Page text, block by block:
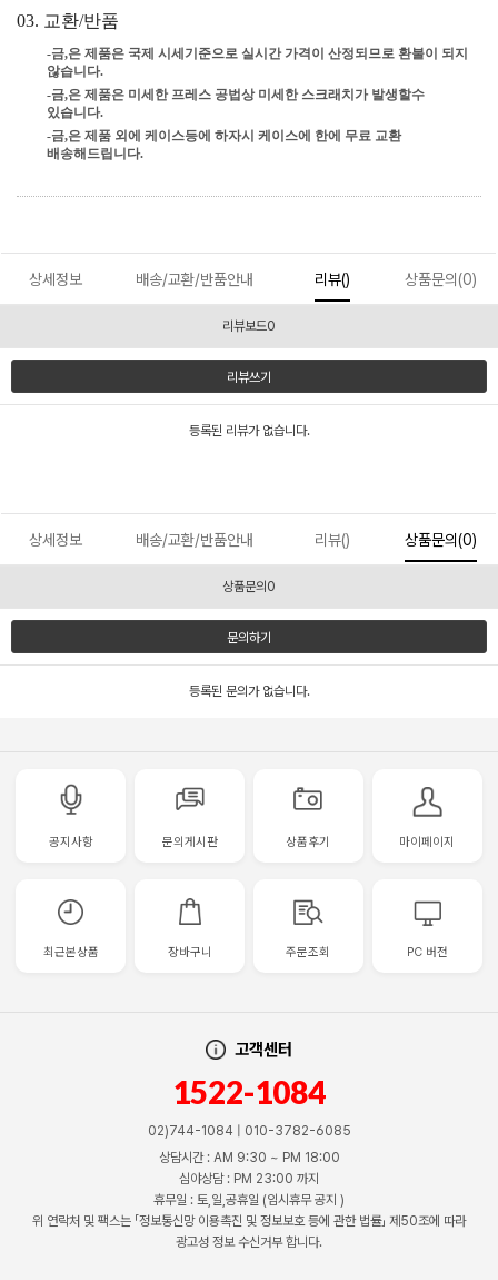
03. 교환/반품
-금,은 제품은 국제 시세기준으로 실시간 가격이 산정되므로 환불이 되지
않습니다.
-금,은 제품은 미세한 프레스 공법상 미세한 스크래치가 발생할수
있습니다.
-금,은 제품 외에 케이스등에 하자시 케이스에 한에 무료 교환
배송해드립니다.
상세정보 배송/교환/반품안내 리뷰() 상품문의(0)
리뷰보드0
리뷰쓰기
등록된 리뷰가 없습니다.
상세정보 배송/교환/반품안내 리뷰() 상품문의(0)
상품문의0
문의하기
등록된 문의가 없습니다.
공지사항 문의게시판 상품후기 마이페이지
최근본상품 장바구니 주문조회 PC 버전
고객센터
1522-1084
02)744-1084 | 010-3782-6085
상담시간 : AM 9:30 ~ PM 18:00
심야상담 : PM 23:00 까지
휴무일 : 토,일,공휴일 (임시휴무 공지 )
위 연락처 및 팩스는 「정보통신망 이용촉진 및 정보보호 등에 관한 법률」 제50조에 따라
광고성 정보 수신거부 합니다.